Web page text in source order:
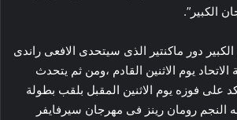
الكبير”.
الكبير دور ماكنتير الذى سيتحدى الافعى راندى
يوم الاثنين القادم ،ومن ثم يتحدث
على فوزه يوم الاثنين المقبل بلقب بطولة
النجم رومان رينز فى مهرجان سيرفايفر